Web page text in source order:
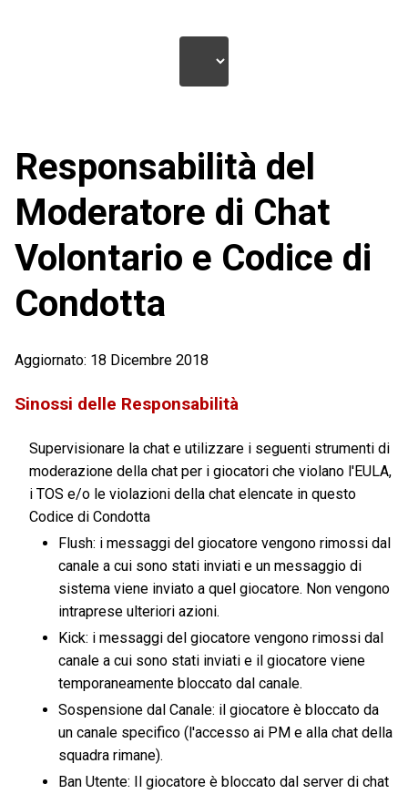
Responsabilità del
Moderatore di Chat
Volontario e Codice di
Condotta
Aggiornato: 18 Dicembre 2018
Sinossi delle Responsabilità
Supervisionare la chat e utilizzare i seguenti strumenti di
moderazione della chat per i giocatori che violano l'EULA,
i TOS e/o le violazioni della chat elencate in questo
Codice di Condotta
Flush: i messaggi del giocatore vengono rimossi dal
canale a cui sono stati inviati e un messaggio di
sistema viene inviato a quel giocatore. Non vengono
intraprese ulteriori azioni.
Kick: i messaggi del giocatore vengono rimossi dal
canale a cui sono stati inviati e il giocatore viene
temporaneamente bloccato dal canale.
Sospensione dal Canale: il giocatore è bloccato da
un canale specifico (l'accesso ai PM e alla chat della
squadra rimane).
Ban Utente: Il giocatore è bloccato dal server di chat